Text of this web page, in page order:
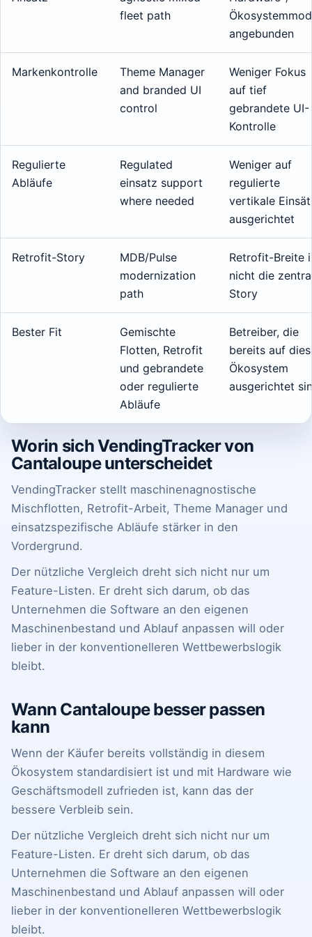
fleet path
angebunden
Markenkontrolle
Theme Manager
and branded UI
control
Weniger Fokus
auf tief
gebrandete UI-
Kontrolle
Regulierte
Abläufe
Regulated
einsatz support
where needed
Weniger auf
regulierte
vertikale
ausgerichtet
Retrofit-Story
MDB/Pulse
modernization
path
Retrofit-Breite
nicht die
Story
Bester Fit
Gemischte
Flotten, Retrofit
und gebrandete
oder regulierte
Abläufe
Betreiber, die
bereits auf
Ökosystem
ausgerichtet
Worin sich VendingTracker von
Cantaloupe unterscheidet
VendingTracker stellt maschinenagnostische
Mischflotten, Retrofit-Arbeit, Theme Manager und
einsatzspezifische Abläufe stärker in den
Vordergrund.
Der nützliche Vergleich dreht sich nicht nur um
Feature-Listen. Er dreht sich darum, ob das
Unternehmen die Software an den eigenen
Maschinenbestand und Ablauf anpassen will oder
lieber in der konventionelleren Wettbewerbslogik
bleibt.
Wann Cantaloupe besser passen
kann
Wenn der Käufer bereits vollständig in diesem
Ökosystem standardisiert ist und mit Hardware wie
Geschäftsmodell zufrieden ist, kann das der
bessere Verbleib sein.
Der nützliche Vergleich dreht sich nicht nur um
Feature-Listen. Er dreht sich darum, ob das
Unternehmen die Software an den eigenen
Maschinenbestand und Ablauf anpassen will oder
lieber in der konventionelleren Wettbewerbslogik
bleibt.